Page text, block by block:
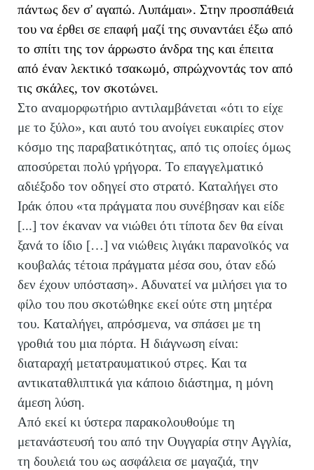
πάντως δεν σ' αγαπώ. Λυπάμαι». Στην προσπάθειά
του να έρθει σε επαφή μαζί της συναντάει έξω από
το σπίτι της τον άρρωστο άνδρα της και έπειτα
από έναν λεκτικό τσακωμό, σπρώχνοντάς τον από
τις σκάλες, τον σκοτώνει.
Στο αναμορφωτήριο αντιλαμβάνεται «ότι το είχε
με το ξύλο», και αυτό του ανοίγει ευκαιρίες στον
κόσμο της παραβατικότητας, από τις οποίες όμως
αποσύρεται πολύ γρήγορα. Το επαγγελματικό
αδιέξοδο τον οδηγεί στο στρατό. Καταλήγει στο
Ιράκ όπου «τα πράγματα που συνέβησαν και είδε
[...] τον έκαναν να νιώθει ότι τίποτα δεν θα είναι
ξανά το ίδιο […] να νιώθεις λιγάκι παρανοϊκός να
κουβαλάς τέτοια πράγματα μέσα σου, όταν εδώ
δεν έχουν υπόσταση». Αδυνατεί να μιλήσει για το
φίλο του που σκοτώθηκε εκεί ούτε στη μητέρα
του. Καταλήγει, απρόσμενα, να σπάσει με τη
γροθιά του μια πόρτα. Η διάγνωση είναι:
διαταραχή μετατραυματικού στρες. Και τα
αντικαταθλιπτικά για κάποιο διάστημα, η μόνη
άμεση λύση.
Από εκεί κι ύστερα παρακολουθούμε τη
μετανάστευσή του από την Ουγγαρία στην Αγγλία,
τη δουλειά του ως ασφάλεια σε μαγαζιά, την